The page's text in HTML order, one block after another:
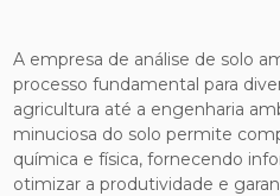
A empresa de análise de solo
processo fundamental para
agricultura até a engenharia
minuciosa do solo permite
química e física, fornecendo
otimizar a produtividade e